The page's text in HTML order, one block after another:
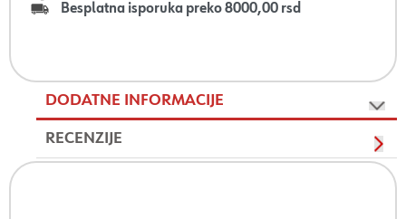
Besplatna isporuka preko 8000,00 rsd
DODATNE INFORMACIJE
RECENZIJE